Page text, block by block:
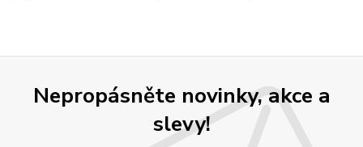
Nepropásněte novinky, akce a
slevy!